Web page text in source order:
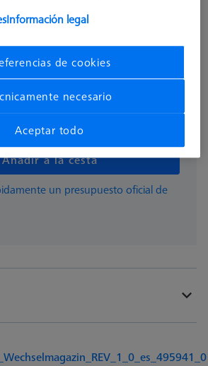
€ más el IVA
Añadir a la cesta
un presupuesto oficial de
Información legal
de cookies
necesario
Aceptar todo